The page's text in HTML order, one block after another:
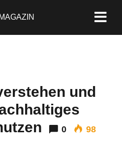
und
0 98